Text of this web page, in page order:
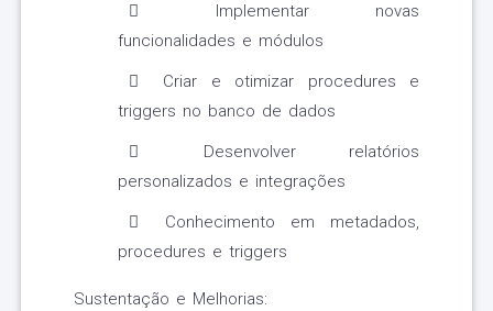
Implementar novas
funcionalidades e módulos
Criar e otimizar procedures e
triggers no banco de dados
Desenvolver relatórios
personalizados e integrações
Conhecimento em metadados,
procedures e triggers
Sustentação e Melhorias: